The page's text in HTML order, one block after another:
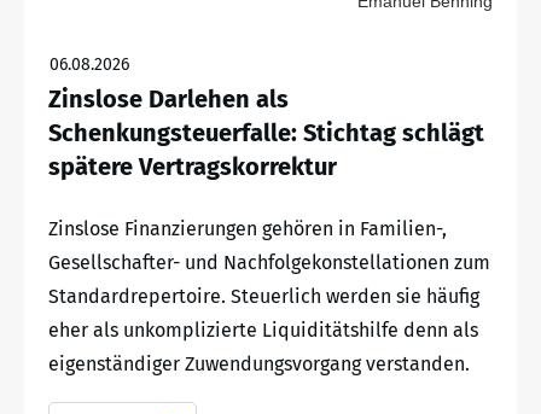
06.08.2026
Zinslose Darlehen als
Schenkungsteuerfalle: Stichtag schlägt
spätere Vertragskorrektur
Zinslose Finanzierungen gehören in Familien-,
Gesellschafter- und Nachfolgekonstellationen zum
Standardrepertoire. Steuerlich werden sie häufig
eher als unkomplizierte Liquiditätshilfe denn als
eigenständiger Zuwendungsvorgang verstanden.